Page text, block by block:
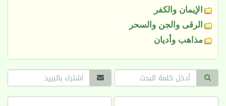
الإيمان والكفر
الرقى والجن والسحر
مذاهب وأديان